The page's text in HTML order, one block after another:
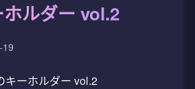
ルダー vol.2
キーホルダー vol.2